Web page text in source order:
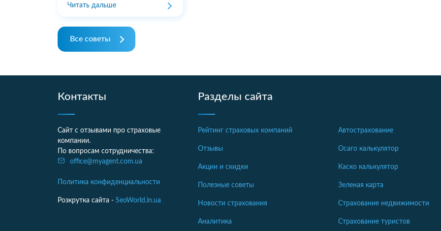
Читать дальше
Все советы
Контакты
Сайт с отзывами про страховые
компании.
По вопросам сотрудничества:
office@myagent.com.ua
Политика конфиденциальности
Розкрутка сайта - SeoWorld.in.ua
Разделы сайта
Рейтинг страховых компаний
Отзывы
Акции и скидки
Полезные советы
Новости страхования
Аналитика
Автострахование
Осаго калькулятор
Каско калькулятор
Зеленая карта
Страхование недвижимости
Страхование туристов